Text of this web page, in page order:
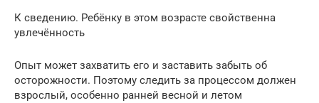
К сведению. Ребёнку в этом возрасте свойственна
увлечённость
Опыт может захватить его и заставить забыть об
осторожности. Поэтому следить за процессом должен
взрослый, особенно ранней весной и летом